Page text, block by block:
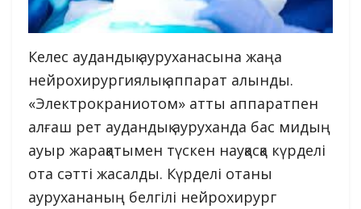
Келес аудандық ауруханасына жаңа
нейрохирургиялық аппарат алынды.
«Электрокраниотом» атты аппаратпен
алғаш рет аудандық ауруханда бас мидың
ауыр жарақатымен түскен науқасқа күрделі
ота сәтті жасалды. Күрделі отаны
аурухананың белгілі нейрохирург